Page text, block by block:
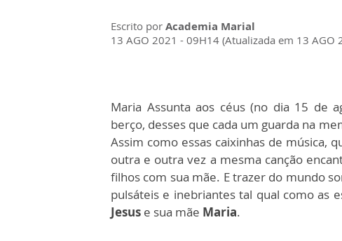
Escrito por Academia Marial
13 AGO 2021 - 09H14 (Atualizada em 13 AGO
Maria Assunta aos céus (no dia 15 de
berço, desses que cada um guarda na
Assim como essas caixinhas de música,
outra e outra vez a mesma canção
filhos com sua mãe. E trazer do mundo
pulsáteis e inebriantes tal qual como as
Jesus e sua mãe Maria.